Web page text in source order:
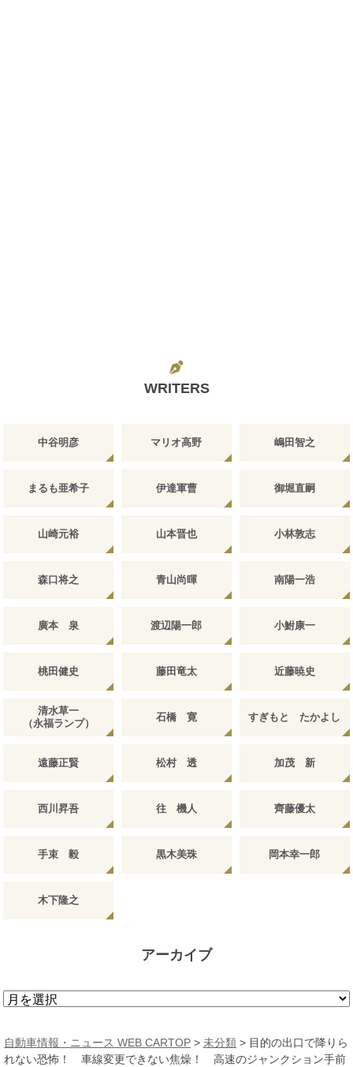
WRITERS
中谷明彦 マリオ高野 嶋田智之
まるも亜希子 伊達軍曹 御堀直嗣
山崎元裕 山本晋也 小林敦志
森口将之 青山尚暉 南陽一浩
廣本 泉 渡辺陽一郎 小鮒康一
桃田健史 藤田竜太 近藤暁史
清水草一
（永福ランプ）
石橋 寛 すぎもと たかよし
遠藤正賢 松村 透 加茂 新
西川昇吾 往 機人 齊藤優太
手束 毅 黒木美珠 岡本幸一郎
木下隆之
アーカイブ
ア
カ
イ
自動車情報・ニュース WEB CARTOP > 未分類 > 目的の出口で降りら
れない恐怖！ 車線変更できない焦燥！ 高速のジャンクション手前